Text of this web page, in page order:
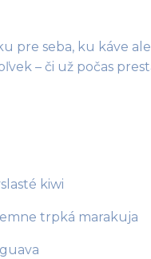
pre seba, ku káve
– či už počas
kiwi
trpká marakuja